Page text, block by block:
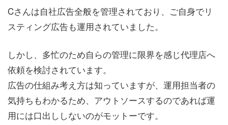
Cさんは自社広告全般を管理されており、ご自身でリ
スティング広告も運用されていました。
しかし、多忙のため自らの管理に限界を感じ代理店へ
依頼を検討されています。
広告の仕組み考え方は知っていますが、運用担当者の
気持ちもわかるため、アウトソースするのであれば運
用には口出ししないのがモットーです。